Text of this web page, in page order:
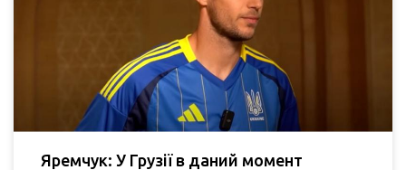
Яремчук: У Грузії в даний момент